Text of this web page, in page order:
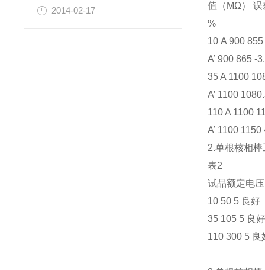
2014-02-17
值（MΩ） 误
%
10 A 900
A’ 900 865 -
35 A 1100
A’ 1100
110 A 1100
A’ 1100
2.单根核相
表2
试品额定电
10 50 5 良好
35 105 5 良
110 300 5 良